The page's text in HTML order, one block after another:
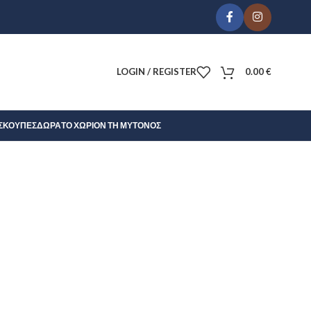
LOGIN / REGISTER 0.00€
ΚΟΎΠΕΣΔΏΡΑΤΟ ΧΩΡΊΟΝ ΤΗ ΜΎΤΟΝΟΣ